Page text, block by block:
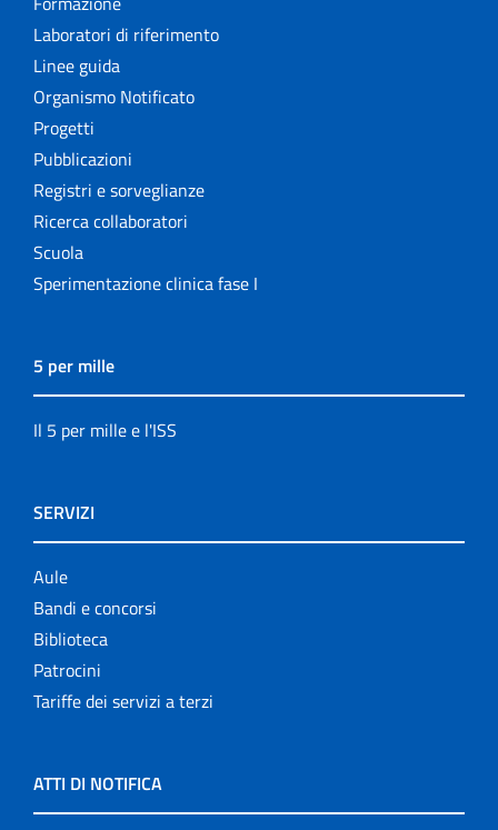
Laboratori di riferimento
Linee guida
Organismo Notificato
Progetti
Pubblicazioni
Registri e sorveglianze
Ricerca collaboratori
Scuola
Sperimentazione clinica fase I
5 per mille
Il 5 per mille e l'ISS
SERVIZI
Aule
Bandi e concorsi
Biblioteca
Patrocini
Tariffe dei servizi a terzi
ATTI DI NOTIFICA